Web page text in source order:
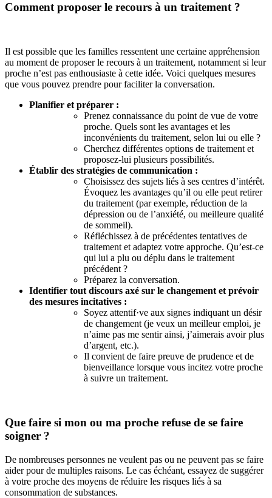
Comment proposer le recours à un traitement ?
Il est possible que les familles ressentent une certaine appréhension
au moment de proposer le recours à un traitement, notamment si leur
proche n’est pas enthousiaste à cette idée. Voici quelques mesures
que vous pouvez prendre pour faciliter la conversation.
Planifier et préparer :
Prenez connaissance du point de vue de votre
proche. Quels sont les avantages et les
inconvénients du traitement, selon lui ou elle ?
Cherchez différentes options de traitement et
proposez-lui plusieurs possibilités.
Établir des stratégies de communication :
Choisissez des sujets liés à ses centres d’intérêt.
Évoquez les avantages qu’il ou elle peut retirer
du traitement (par exemple, réduction de la
dépression ou de l’anxiété, ou meilleure qualité
de sommeil).
Réfléchissez à de précédentes tentatives de
traitement et adaptez votre approche. Qu’est-ce
qui lui a plu ou déplu dans le traitement
précédent ?
Préparez la conversation.
Identifier tout discours axé sur le changement et prévoir
des mesures incitatives :
Soyez attentif·ve aux signes indiquant un désir
de changement (je veux un meilleur emploi, je
n’aime pas me sentir ainsi, j’aimerais avoir plus
d’argent, etc.).
Il convient de faire preuve de prudence et de
bienveillance lorsque vous incitez votre proche
à suivre un traitement.
Que faire si mon ou ma proche refuse de se faire
soigner ?
De nombreuses personnes ne veulent pas ou ne peuvent pas se faire
aider pour de multiples raisons. Le cas échéant, essayez de suggérer
à votre proche des moyens de réduire les risques liés à sa
consommation de substances.